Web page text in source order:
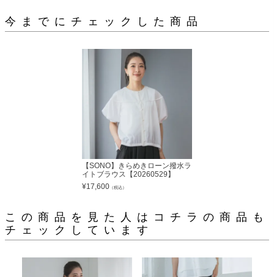
今までにチェックした商品
【SONO】きらめきローン撥水ラ
イトブラウス【20260529】
¥17,600 （税込）
この商品を見た人はコチラの商品も
チェックしています